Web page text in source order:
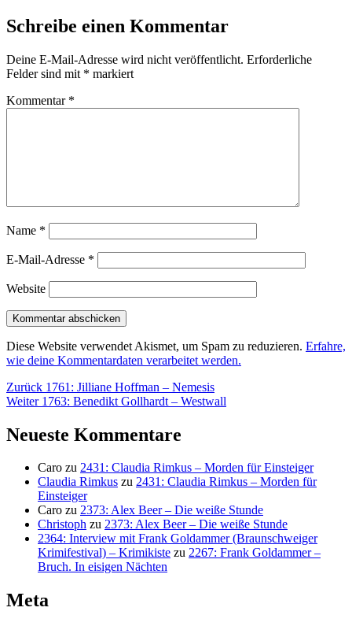
Schreibe einen Kommentar
Deine E-Mail-Adresse wird nicht veröffentlicht. Erforderliche
Felder sind mit * markiert
Kommentar *
Name *
E-Mail-Adresse *
Website
Diese Website verwendet Akismet, um Spam zu reduzieren. Erfahre,
wie deine Kommentardaten verarbeitet werden.
Beitragsnavigation
Zurück Vorheriger
Beitrag:
1761: Jilliane Hoffman – Nemesis
Weiter Nächster
1763: Benedikt Gollhardt – Westwall
Neueste Kommentare
Caro zu 2431: Claudia Rimkus – Morden für Einsteiger
Claudia Rimkus zu 2431: Claudia Rimkus – Morden für
Einsteiger
Caro zu 2373: Alex Beer – Die weiße Stunde
Christoph zu 2373: Alex Beer – Die weiße Stunde
2364: Interview mit Frank Goldammer (Braunschweiger
Krimifestival) – Krimikiste zu 2267: Frank Goldammer –
Bruch. In eisigen Nächten
Meta